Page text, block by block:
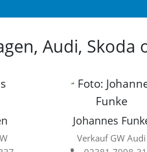
Audi, Skoda
Johannes
Verkauf GW Audi